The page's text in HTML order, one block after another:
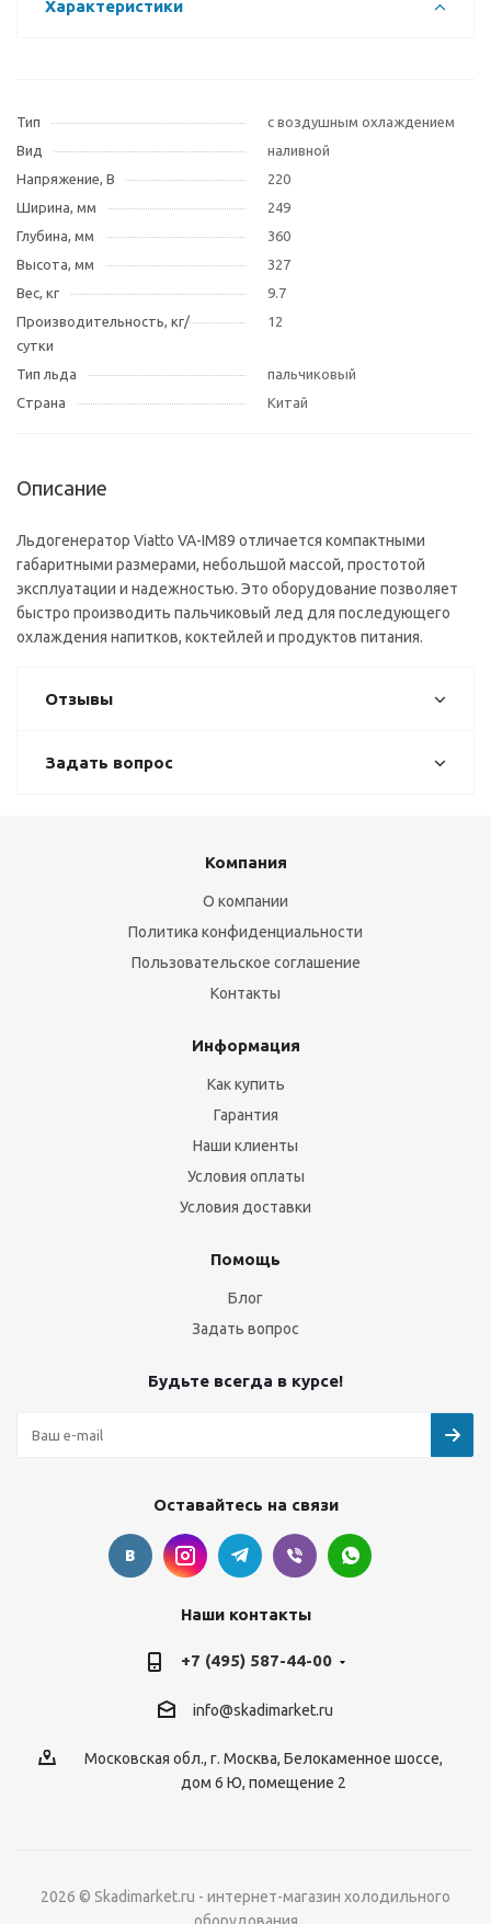
Характеристики
Тип
с воздушным охлаждением
Вид
наливной
Напряжение, В
220
Ширина, мм
249
Глубина, мм
360
Высота, мм
327
Вес, кг
9.7
Производительность, кг/
сутки
12
Тип льда
пальчиковый
Страна
Китай
Описание
Льдогенератор Viatto VA-IM89 отличается компактными
габаритными размерами, небольшой массой, простотой
эксплуатации и надежностью. Это оборудование позволяет
быстро производить пальчиковый лед для последующего
охлаждения напитков, коктейлей и продуктов питания.
Отзывы
Задать вопрос
Компания
О компании
Политика конфиденциальности
Пользовательское соглашение
Контакты
Информация
Как купить
Гарантия
Наши клиенты
Условия оплаты
Условия доставки
Помощь
Блог
Задать вопрос
Будьте всегда в курсе!
Оставайтесь на связи
Наши контакты
+7 (495) 587-44-00
info@skadimarket.ru
Московская обл., г. Москва, Белокаменное шоссе,
дом 6 Ю, помещение 2
2026 © Skadimarket.ru - интернет-магазин холодильного